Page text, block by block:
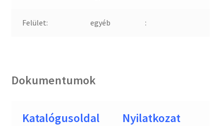
Felület: egyéb :
Dokumentumok
Katalógusoldal Nyilatkozat